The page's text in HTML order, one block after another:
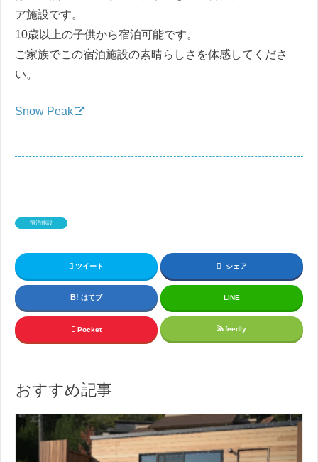
ア施設です。
10歳以上の子供から宿泊可能です。
ご家族でこの宿泊施設の素晴らしさを体感してくださ
い。
Snow Peak
宿泊施設
ツイート シェア
はてブ LINE
Pocket feedly
おすすめ記事